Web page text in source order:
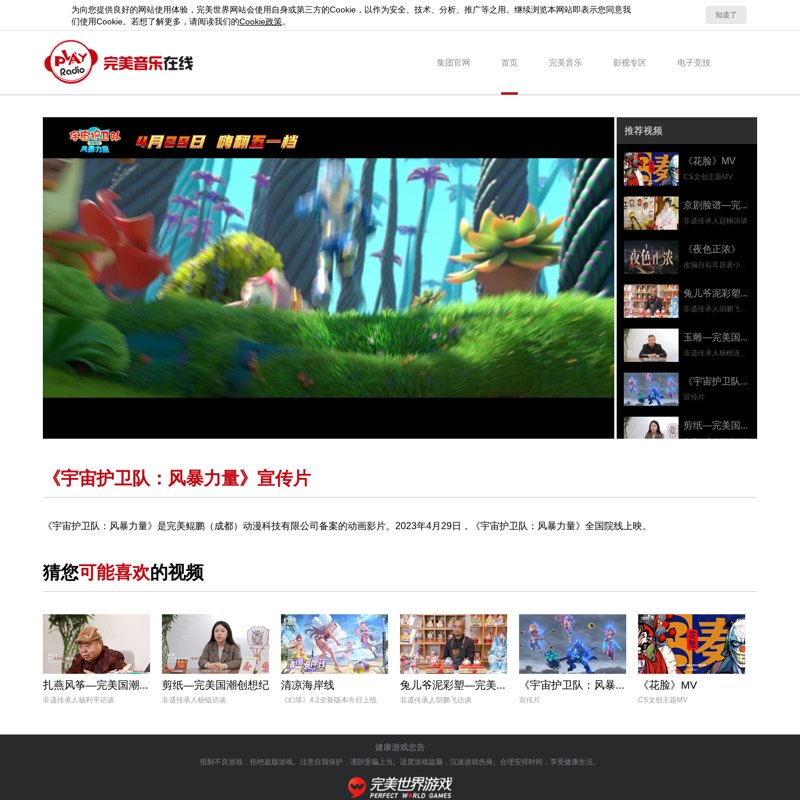
为向您提供良好的网站使用体验，完美世界网站会使用自身或第三方的Cookie ，以作为安全、技术、分析、推广等之用。继续浏览本网站即表示您同意我
们使用Cookie。若想了解更多，请阅读我们的Cookie政策。
知道了
集团官网 首页 完美音乐 影视专区 电子竞技
推荐视频
《花脸》MV
CS文创主题MV
京剧脸谱—完...
非遗传承人赵楠访谈
《夜色正浓》
改编自右耳原著小...
兔儿爷泥彩塑...
非遗传承人胡鹏飞...
玉雕—完美国...
非遗传承人杨根连...
《宇宙护卫队...
宣传片
剪纸—完美国...
非遗传承人杨钺访谈
《宇宙护卫队：风暴力量》宣传片
《宇宙护卫队：风暴力量》是完美鲲鹏（成都）动漫科技有限公司备案的动画影片。2023年4月29日，《宇宙护卫队：风暴力量》全国院线上映。
猜您可能喜欢的视频
扎燕风筝—完美国潮...
非遗传承人杨利平访谈
剪纸—完美国潮创想纪
非遗传承人杨钺访谈
清凉海岸线
《幻塔》4.2全新版本今日上线
兔儿爷泥彩塑—完美...
非遗传承人胡鹏飞访谈
《宇宙护卫队：风暴...
宣传片
《花脸》MV
CS文创主题MV
健康游戏忠告
抵制不良游戏，拒绝盗版游戏。注意自我保护，谨防受骗上当。 适度游戏益脑，沉迷游戏伤身。合理安排时间，享受健康生活。